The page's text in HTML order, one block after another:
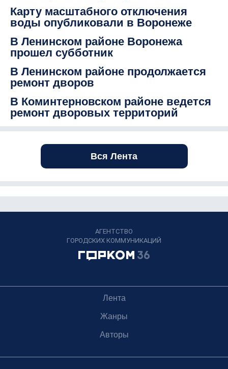
Карту масштабного отключения
воды опубликовали в Воронеже
В Ленинском районе Воронежа
прошел субботник
В Ленинском районе продолжается
ремонт дворов
В Коминтерновском районе ведется
ремонт дворовых территорий
Вся Лента
АГЕНТСТВО
ГОРОДСКИХ КОММУНИКАЦИЙ
Лента
Жанры
Авторы